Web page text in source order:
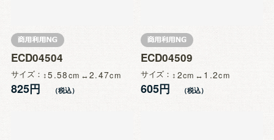
ECD04504
サイズ 5.58 2.47
825円
ECD04509
サイズ 2 1.2
605円